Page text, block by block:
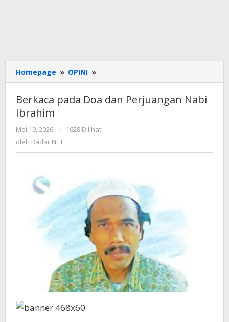
Homepage » OPINI »
pada
dan
Nabi
Berkaca pada Doa dan Perjuangan Nabi
Ibrahim
Mei 19, 2026
oleh
Radar
-
1628 Dilihat
oleh Radar NTT